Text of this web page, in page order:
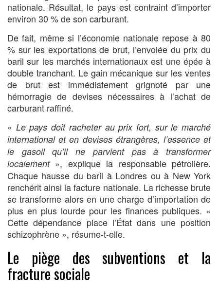
nationale. Résultat, le pays est contraint d’importer
environ 30 % de son carburant.
De fait, même si l’économie nationale repose à 80
% sur les exportations de brut, l’envolée du prix du
baril sur les marchés internationaux est une épée à
double tranchant. Le gain mécanique sur les ventes
de brut est immédiatement grignoté par une
hémorragie de devises nécessaires à l’achat de
carburant raffiné.
« Le pays doit racheter au prix fort, sur le marché
international et en devises étrangères, l’essence et
le gasoil qu’il ne parvient pas à transformer
localement», explique la responsable pétrolière.
Chaque hausse du baril à Londres ou à New York
renchérit ainsi la facture nationale. La richesse brute
se transforme alors en une charge d’importation de
plus en plus lourde pour les finances publiques. «
Cette dépendance place l’État dans une position
schizophrène », résume-t-elle.
Le piège des subventions et la
fracture sociale